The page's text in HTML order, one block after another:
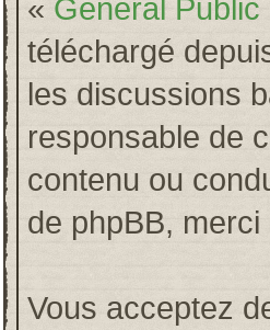
« General Public
téléchargé
les discussions
responsable de
contenu ou
de phpBB,
Vous acceptez